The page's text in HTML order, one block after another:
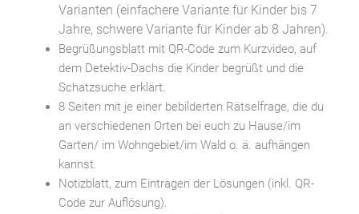
Varianten (einfachere Variante für Kinder bis 7
Jahre, schwere Variante für Kinder ab 8 Jahren).
Begrüßungsblatt mit QR-Code zum Kurzvideo, auf
dem Detektiv-Dachs die Kinder begrüßt und die
Schatzsuche erklärt.
8 Seiten mit je einer bebilderten Rätselfrage, die du
an verschiedenen Orten bei euch zu Hause/im
Garten/ im Wohngebiet/im Wald o. ä. aufhängen
kannst.
Notizblatt, zum Eintragen der Lösungen (inkl. QR-
Code zur Auflösung).